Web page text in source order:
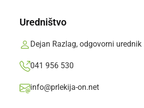
Uredništvo
Dejan Razlag, odgovorni urednik
041 956 530
info@prlekija-on.net